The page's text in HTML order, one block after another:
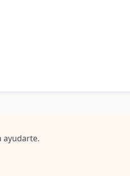
ayudarte.